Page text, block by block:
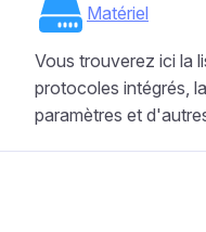
Matériel
Vous trouverez ici la
protocoles intégrés,
paramètres et